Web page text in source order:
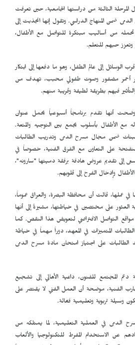
الثالثة من دراستها الجامعية، حين تعرفت
ضمن المنهاج الدراسي. وتقول إنها انجذبت إلى
تحمله من أساليب مبتكرة للتواصل مع الأطفال،
حبهم للتعلم.
الوسائل إلى عالم الطفل، وهو ما دفعها إلى ابتكار
أحمر مضفور وصوت طفولي محبب، تهدف من
فيهم بطريقة لطيفة وقريبة منهم.
أوضحت أنها تقدم برنامجاً أسبوعياً يحمل عنوان
الأطفال بأسلوب يجمع بين التوجيه والمتعة.
ضمن مجال مسرح الدمى وتدريب الطالبات
على التعاون مع الفرق الفنية، خصوصاً في
تسعى إلى تقديم عروض هادفة برفقة دميتها "سارونه"،
وإدخال الفرح إلى قلوبهم.
في عملها، قالت أن محافظة البصرة، والعراق عموماً،
العثور على مختصين في خياطتها، مشيرةً إلى أنها
التواصل الافتراضي لتعويض هذا النقص. كما
المتميزات في المعهد، دوراً مهماً في خياطة
على اجتياز امتحان مادة مسرح الدمى
المجتمع للفنون، داعية الأهالي إلى تشجيع
الفنية، موضحة أن العمل الفني لا يقتصر على
وسيلة تربوية وتعليمية فعّالة.
في العملية التعليمية، لما يمتلكه من
عن الاستخدام المفرط للتكنولوجيا والألعاب